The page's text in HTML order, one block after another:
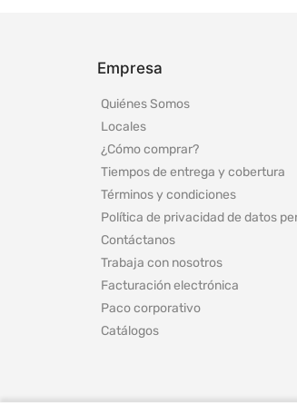
Empresa
Quiénes Somos
Locales
¿Cómo comprar?
Tiempos de entrega y cobertura
Términos y condiciones
Política de privacidad de datos
Contáctanos
Trabaja con nosotros
Facturación electrónica
Paco corporativo
Catálogos